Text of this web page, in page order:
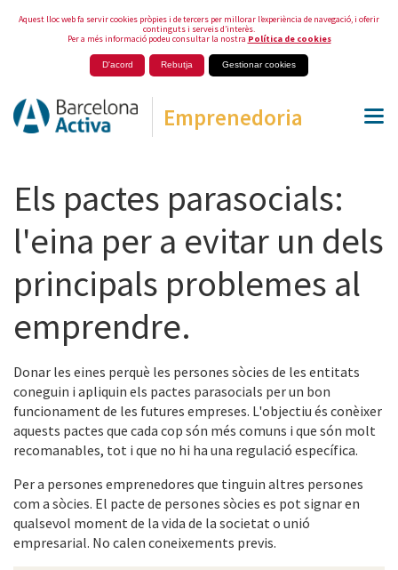
Aquest lloc web fa servir cookies pròpies i de tercers per millorar l’experiència de navegació, i oferir
continguts i serveis d’interès.
Per a més informació podeu consultar la nostra Política de cookies
D'acord Rebutja Gestionar cookies
Emprenedoria
Els pactes parasocials:
l'eina per a evitar un dels
principals problemes al
emprendre.
Donar les eines perquè les persones sòcies de les entitats
coneguin i apliquin els pactes parasocials per un bon
funcionament de les futures empreses. L'objectiu és conèixer
aquests pactes que cada cop són més comuns i que són molt
recomanables, tot i que no hi ha una regulació específica.
Per a persones emprenedores que tinguin altres persones
com a sòcies. El pacte de persones sòcies es pot signar en
qualsevol moment de la vida de la societat o unió
empresarial. No calen coneixements previs.